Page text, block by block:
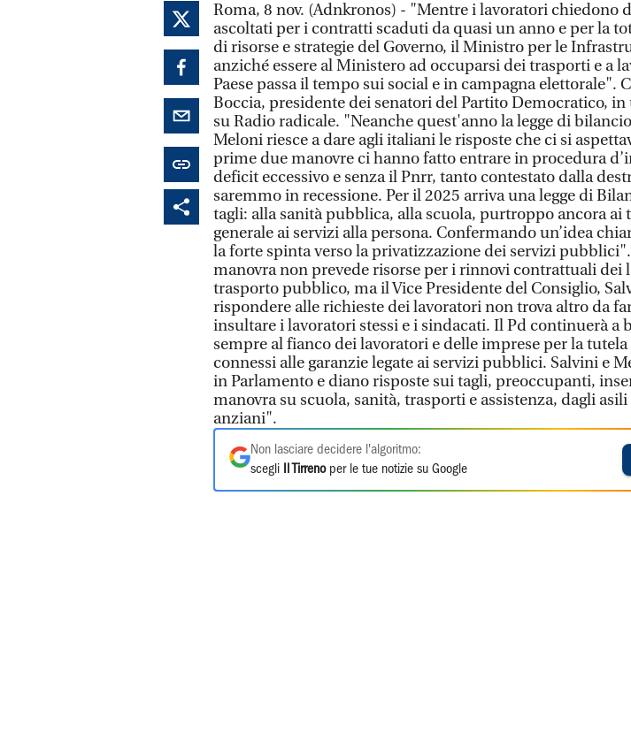
Roma, 8 nov. (Adnkronos) - "Mentre i lavoratori chiedono
ascoltati per i contratti scaduti da quasi un anno e per la
di risorse e strategie del Governo, il Ministro per le
anziché essere al Ministero ad occuparsi dei trasporti e a
Paese passa il tempo sui social e in campagna elettorale".
Boccia, presidente dei senatori del Partito Democratico,
su Radio radicale. "Neanche quest'anno la legge di
Meloni riesce a dare agli italiani le risposte che ci si
prime due manovre ci hanno fatto entrare in procedura
deficit eccessivo e senza il Pnrr, tanto contestato dalla
saremmo in recessione. Per il 2025 arriva una legge di
tagli: alla sanità pubblica, alla scuola, purtroppo ancora ai
generale ai servizi alla persona. Confermando un’idea
la forte spinta verso la privatizzazione dei servizi
manovra non prevede risorse per i rinnovi contrattuali dei
trasporto pubblico, ma il Vice Presidente del Consiglio,
rispondere alle richieste dei lavoratori non trova altro da
insultare i lavoratori stessi e i sindacati. Il Pd continuerà a
sempre al fianco dei lavoratori e delle imprese per la
connessi alle garanzie legate ai servizi pubblici. Salvini e
in Parlamento e diano risposte sui tagli, preoccupanti,
manovra su scuola, sanità, trasporti e assistenza, dagli
anziani".
Non lasciare decidere l'algoritmo:
scegli
Il Tirrenoper le tue notizie su Google